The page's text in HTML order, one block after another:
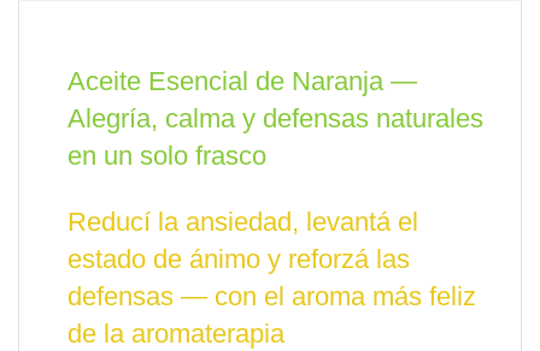
Aceite Esencial de Naranja —
Alegría, calma y defensas naturales
en un solo frasco
Reducí la ansiedad, levantá el
estado de ánimo y reforzá las
defensas — con el aroma más feliz
de la aromaterapia